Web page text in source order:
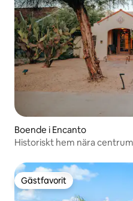
Boende i Encanto
Historiskt hem nära
Gästfavorit
Gästfavorit